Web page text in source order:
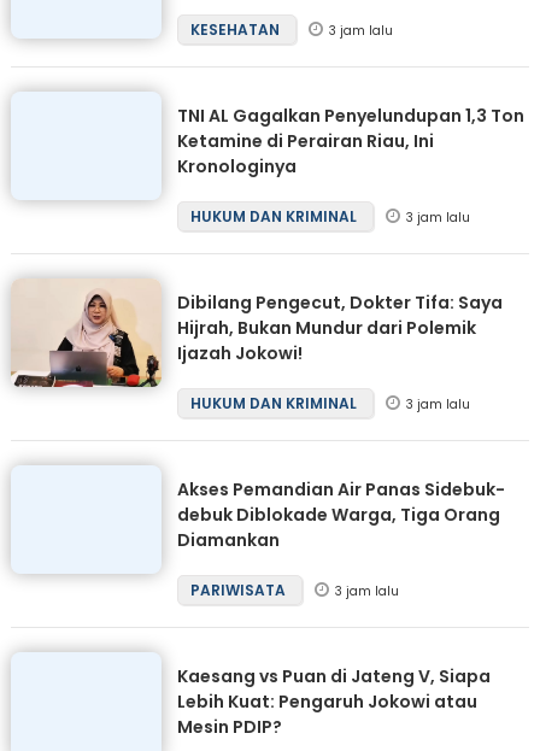
KESEHATAN 3 jam lalu
TNI AL Gagalkan Penyelundupan 1,3 Ton
Ketamine di Perairan Riau, Ini
Kronologinya
HUKUM DAN KRIMINAL 3 jam lalu
Dibilang Pengecut, Dokter Tifa: Saya
Hijrah, Bukan Mundur dari Polemik
Ijazah Jokowi!
HUKUM DAN KRIMINAL 3 jam lalu
Akses Pemandian Air Panas Sidebuk-
debuk Diblokade Warga, Tiga Orang
Diamankan
PARIWISATA 3 jam lalu
Kaesang vs Puan di Jateng V, Siapa
Lebih Kuat: Pengaruh Jokowi atau
Mesin PDIP?